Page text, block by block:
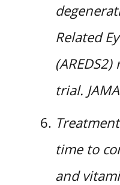
Related
trial.
time to
and